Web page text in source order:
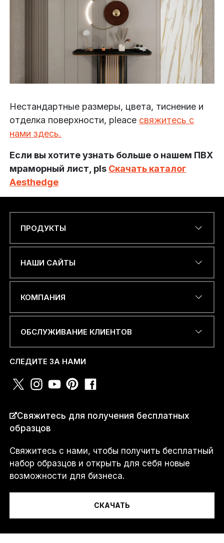
Нестандартные размеры, цвета, тиснение и
отделка поверхности, pleасе свяжитесь с
нами здесь.
Если вы хотите узнать больше о нашем ПВХ
мраморный лист, pls Скачать каталог
Aesthedge
А
Р
Е
С
*
НОМЕР ТЕЛЕФОНА ИЛИ
Я...
ПРОДУКТЫ
НАШИ САЙТЫ
КОМПАНИЯ
ОБСЛУЖИВАНИЕ КЛИЕНТОВ
СЛЕДИТЕ ЗА НАМИ
Свяжитесь для получения бесплатных
образцов
Свяжитесь с нами, чтобы получить бесплатный
набор образцов и открыть для себя новые
возможности для бизнеса.
СКАЧАТЬ